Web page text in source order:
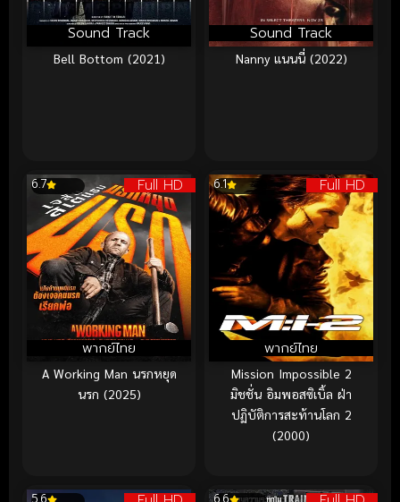
Sound Track
Bell Bottom (2021)
Sound Track
Nanny แนนนี่ (2022)
Full HD
พากย์ไทย
6.7
A Working Man นรกหยุด
นรก (2025)
Full HD
พากย์ไทย
6.1
Mission Impossible 2
มิชชั่น อิมพอสซิเบิ้ล ฝ่า
ปฏิบัติการสะท้านโลก 2
(2000)